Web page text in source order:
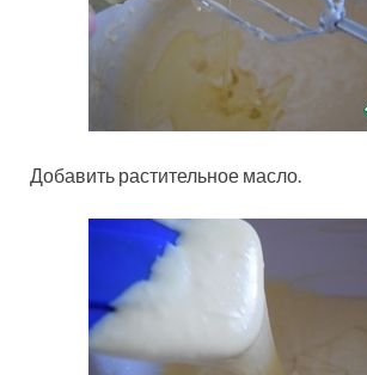
Добавить растительное масло.